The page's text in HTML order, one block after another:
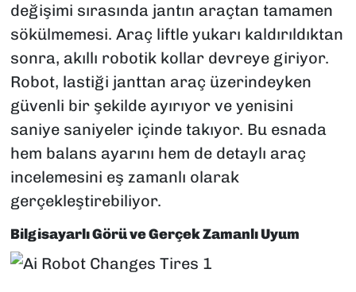
değişimi sırasında jantın araçtan tamamen
sökülmemesi. Araç liftle yukarı kaldırıldıktan
sonra, akıllı robotik kollar devreye giriyor.
Robot, lastiği janttan araç üzerindeyken
güvenli bir şekilde ayırıyor ve yenisini
saniye saniyeler içinde takıyor. Bu esnada
hem balans ayarını hem de detaylı araç
incelemesini eş zamanlı olarak
gerçekleştirebiliyor.
Bilgisayarlı Görü ve Gerçek Zamanlı Uyum